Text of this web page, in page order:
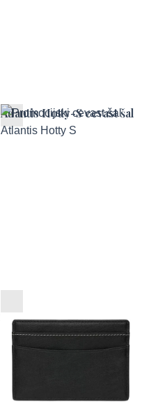
Atlantis Hotty-S cevast šal
nosilec kartic